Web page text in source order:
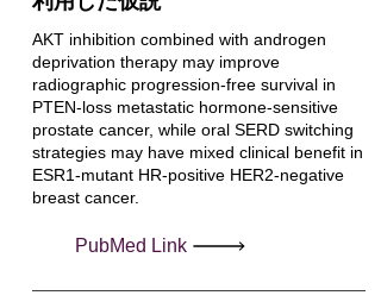
AKT inhibition combined with androgen
deprivation therapy may improve
radiographic progression-free survival in
PTEN-loss metastatic hormone-sensitive
prostate cancer, while oral SERD switching
strategies may have mixed clinical benefit in
ESR1-mutant HR-positive HER2-negative
breast cancer.
PubMed Link